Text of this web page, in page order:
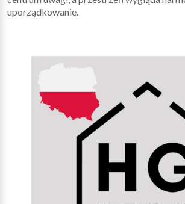
uporządkowanie.